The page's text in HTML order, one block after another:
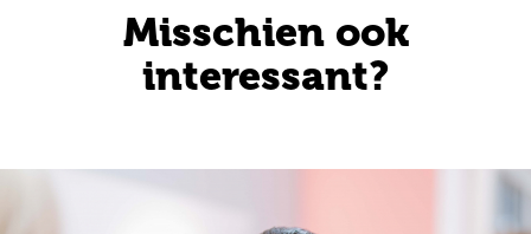
Misschien ook
interessant?